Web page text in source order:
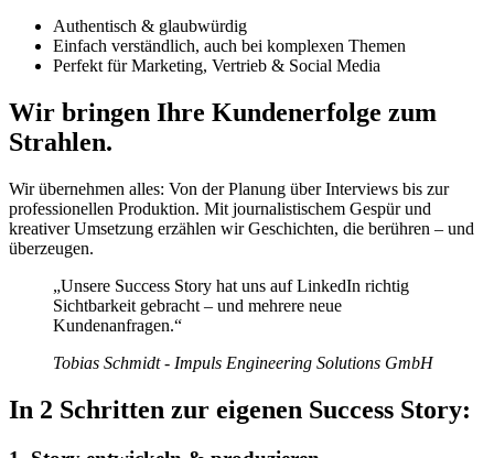
Authentisch & glaubwürdig
Einfach verständlich, auch bei komplexen Themen
Perfekt für Marketing, Vertrieb & Social Media
Wir bringen Ihre Kundenerfolge zum
Strahlen.
Wir übernehmen alles: Von der Planung über Interviews bis zur
professionellen Produktion. Mit journalistischem Gespür und
kreativer Umsetzung erzählen wir Geschichten, die berühren – und
überzeugen.
„Unsere Success Story hat uns auf LinkedIn richtig
Sichtbarkeit gebracht – und mehrere neue
Kundenanfragen.“
Tobias Schmidt - Impuls Engineering Solutions GmbH
In 2 Schritten zur eigenen Success Story: